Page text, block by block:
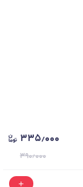
۳۳۵٫۰۰۰
۳۹۰٫۰۰۰